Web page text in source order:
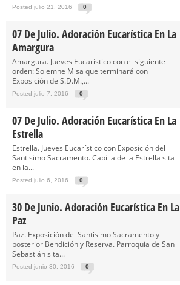
Posted julio 21, 2016 0
07 De Julio. Adoración Eucarística En La
Amargura
Amargura. Jueves Eucarístico con el siguiente
orden: Solemne Misa que terminará con
Exposición de S.D.M.,...
Posted julio 7, 2016 0
07 De Julio. Adoración Eucarística En La
Estrella
Estrella. Jueves Eucarístico con Exposición del
Santisimo Sacramento. Capilla de la Estrella sita
en la...
Posted julio 6, 2016 0
30 De Junio. Adoración Eucarística En La
Paz
Paz. Exposición del Santisimo Sacramento y
posterior Bendición y Reserva. Parroquia de San
Sebastián sita...
Posted junio 30, 2016 0